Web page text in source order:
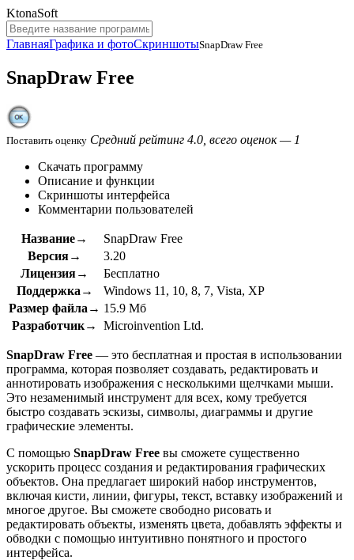
KtonaSoft
ГлавнаяГрафика и фотоСкриншотыSnapDraw Free
SnapDraw Free
Поставить оценку Средний рейтинг 4.0, всего оценок — 1
Скачать программу
Описание и функции
Скриншоты интерфейса
Комментарии пользователей
Название→
SnapDraw Free
Версия→
3.20
Лицензия→
Бесплатно
Поддержка→
Windows 11, 10, 8, 7, Vista, XP
Размер файла→ 15.9 Мб
Разработчик→
Microinvention Ltd.
SnapDraw Free — это бесплатная и простая в использовании
программа, которая позволяет создавать, редактировать и
аннотировать изображения с несколькими щелчками мыши.
Это незаменимый инструмент для всех, кому требуется
быстро создавать эскизы, символы, диаграммы и другие
графические элементы.
С помощью SnapDraw Free вы сможете существенно
ускорить процесс создания и редактирования графических
объектов. Она предлагает широкий набор инструментов,
включая кисти, линии, фигуры, текст, вставку изображений и
многое другое. Вы сможете свободно рисовать и
редактировать объекты, изменять цвета, добавлять эффекты и
обводки с помощью интуитивно понятного и простого
интерфейса.